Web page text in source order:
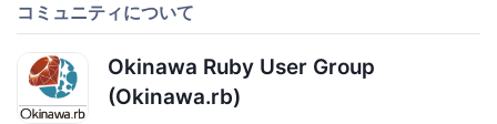
コミュニティについて
Okinawa Ruby User Group
(Okinawa.rb)